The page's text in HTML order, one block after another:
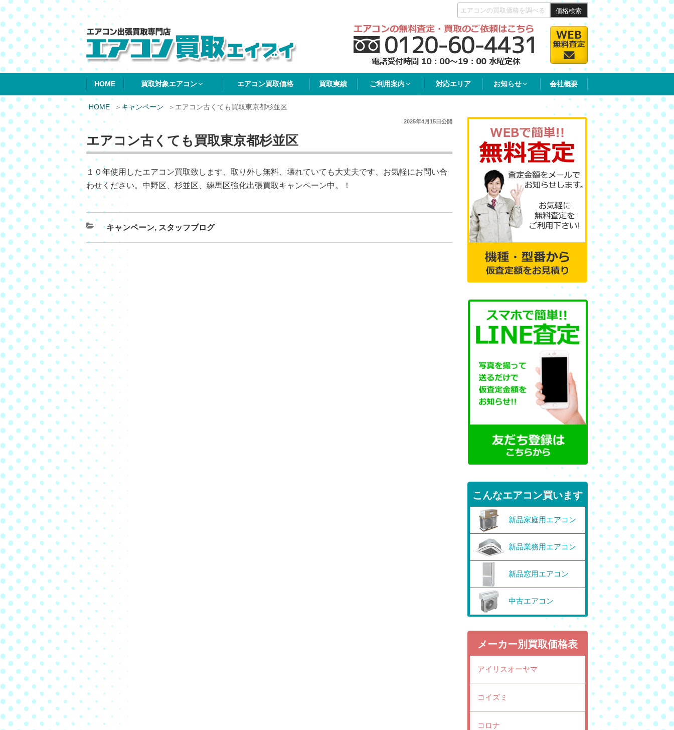
価格検索
エアコン買取エイブイ
HOME 買取対象エアコン エアコン買取価格 買取実績 ご利用案内 対応エリア お知らせ 会社概要
HOME キャンペーン エアコン古くても買取東京都杉並区
2025年4月15日公開
エアコン古くても買取東京都杉並区
１０年使用したエアコン買取致します、取り外し無料、壊れていても大丈夫です、お気軽にお問い合
わせください。中野区、杉並区、練馬区強化出張買取キャンペーン中。！
キャンペーン, スタッフブログ
こんなエアコン買います
新品家庭用エアコン
新品業務用エアコン
新品窓用エアコン
中古エアコン
メーカー別買取価格表
アイリスオーヤマ
コイズミ
コロナ